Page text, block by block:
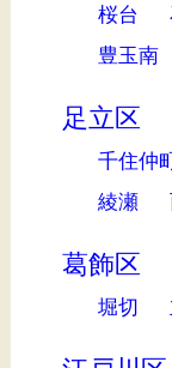
桜台
豊玉南
足立区
千住仲
綾瀬
葛飾区
堀切